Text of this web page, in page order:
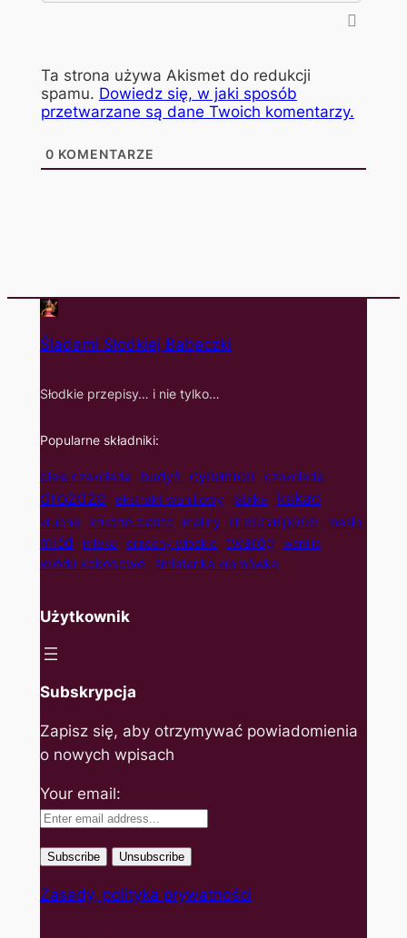
Ta strona używa Akismet do redukcji
spamu. Dowiedz się, w jaki sposób
przetwarzane są dane Twoich komentarzy.
0 KOMENTARZE
Śladami Słodkiej Babeczki
Słodkie przepisy… i nie tylko…
Popularne składniki:
biała czekolada budyń cynamon czekolada
drożdże ekstrakt waniliowy jabłka kakao
kruche kruche ciasto maliny mascarpone masło
miód mleko orzechy włoskie twaróg wanilia
wiórki kokosowe śmietanka kremówka
Użytkownik
Subskrypcja
Zapisz się, aby otrzymywać powiadomienia
o nowych wpisach
Your email:
Zasady, polityka prywatności